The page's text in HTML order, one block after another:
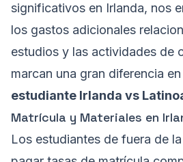
significativos en Irlanda, nos
los gastos adicionales
estudios y las actividades de
marcan una gran diferencia en
estudiante Irlanda vs
Matrícula y Materiales en
Los estudiantes de fuera de